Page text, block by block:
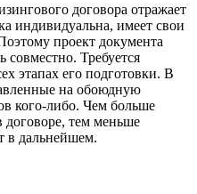
договора отражает
индивидуальна, имеет свои
проект документа
совместно. Требуется
этапах его подготовки. В
на обоюдную
кого-либо. Чем больше
договоре, тем меньше
в дальнейшем.